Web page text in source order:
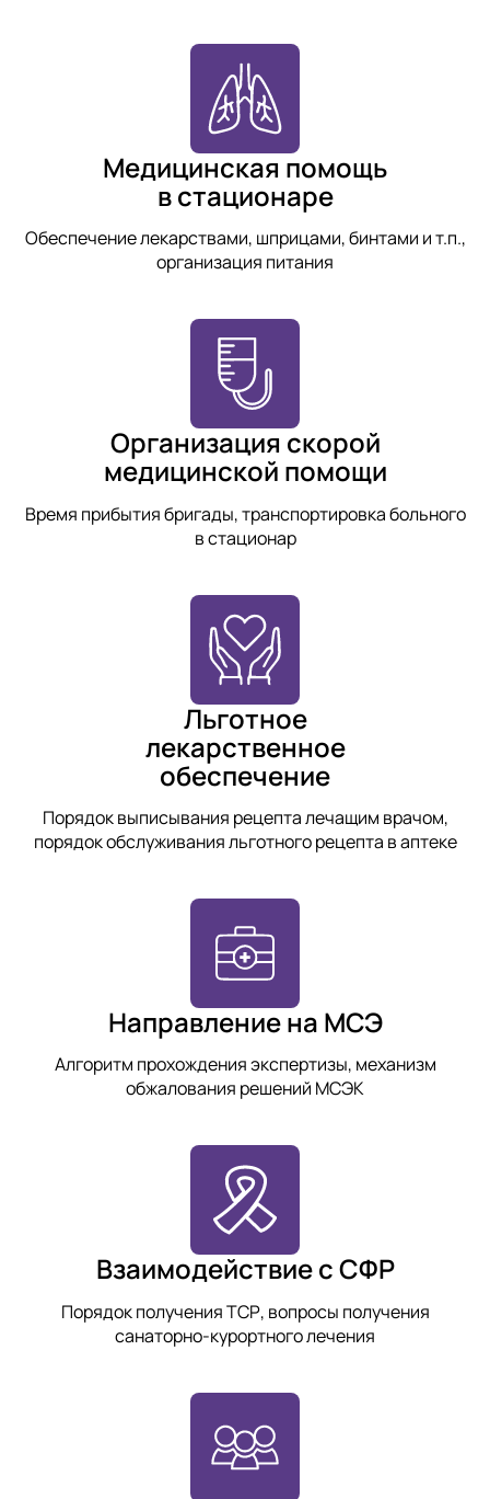
Медицинская помощь
в стационаре
Обеспечение лекарствами, шприцами, бинтами и т.п.,
организация питания
Организация скорой
медицинской помощи
Время прибытия бригады, транспортировка больного
в стационар
Льготное
лекарственное
обеспечение
Порядок выписывания рецепта лечащим врачом,
порядок обслуживания льготного рецепта в аптеке
Направление на МСЭ
Алгоритм прохождения экспертизы, механизм
обжалования решений МСЭК
Взаимодействие с СФР
Порядок получения ТСР, вопросы получения
санаторно-курортного лечения